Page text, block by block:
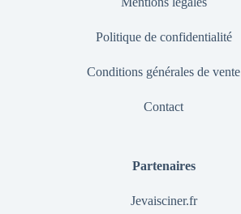
Politique de confidentialité
Conditions générales de vente
Contact
Partenaires
Jevaisciner.fr